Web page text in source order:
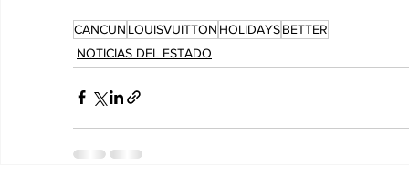
CANCUN LOUISVUITTON HOLIDAYSBETTER
NOTICIAS DEL ESTADO